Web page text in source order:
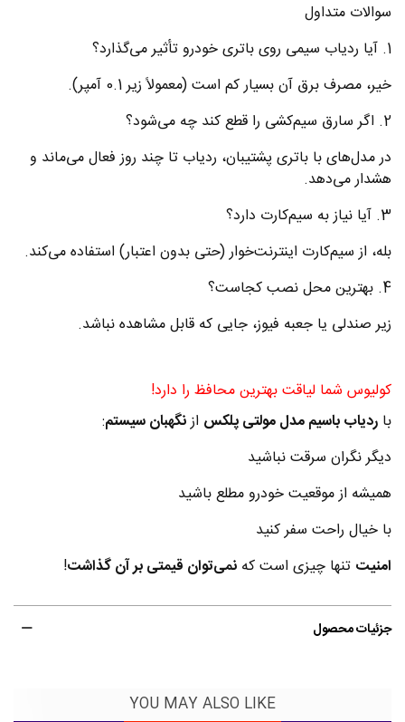
سوالات متداول
1. آیا ردیاب سیمی روی باتری خودرو تأثیر می‌گذارد؟
خیر، مصرف برق آن بسیار کم است (معمولاً زیر 0.1 آمپر).
2. اگر سارق سیم‌کشی را قطع کند چه می‌شود؟
در مدل‌های با باتری پشتیبان، ردیاب تا چند روز فعال می‌ماند و
هشدار می‌دهد.
3. آیا نیاز به سیم‌کارت دارد؟
بله، از سیم‌کارت اینترنت‌خوار (حتی بدون اعتبار) استفاده می‌کند.
4. بهترین محل نصب کجاست؟
زیر صندلی یا جعبه فیوز، جایی که قابل مشاهده نباشد.
کولیوس شما لیاقت بهترین محافظ را دارد!
با ردیاب باسیم مدل مولتی پلکس ازنگهبان سیستم:
دیگر نگران سرقت نباشید
همیشه از موقعیت خودرو مطلع باشید
با خیال راحت سفر کنید
امنیت تنها چیزی است که نمی‌توان قیمتی بر آن گذاشت!
جزئیات محصول
YOU MAY ALSO LIKE